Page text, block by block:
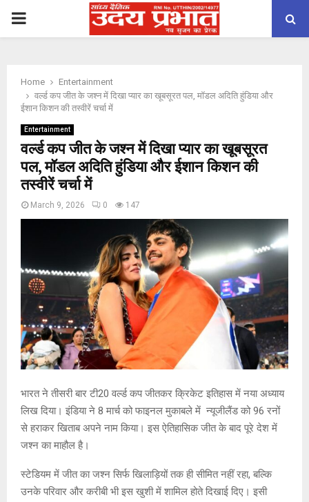
PRIMARY
Home
Entertainment
वर्ल्ड कप जीत के जश्न में दिखा प्यार का खूबसूरत पल, मॉडल अदिति हुंडिया और
ईशान किशन की तस्वीरें चर्चा में
Entertainment
वर्ल्ड कप जीत के जश्न में दिखा प्यार का खूबसूरत
पल, मॉडल अदिति हुंडिया और ईशान किशन की
तस्वीरें चर्चा में
March 9, 2026 0 147
भारत ने तीसरी बार टी20 वर्ल्ड कप जीतकर क्रिकेट इतिहास में नया अध्याय
लिख दिया। इंडिया ने 8 मार्च को फाइनल मुकाबले में न्यूजीलैंड को 96 रनों
से हराकर खिताब अपने नाम किया। इस ऐतिहासिक जीत के बाद पूरे देश में
जश्न का माहौल है।
स्टेडियम में जीत का जश्न सिर्फ खिलाड़ियों तक ही सीमित नहीं रहा, बल्कि
उनके परिवार और करीबी भी इस खुशी में शामिल होते दिखाई दिए। इसी